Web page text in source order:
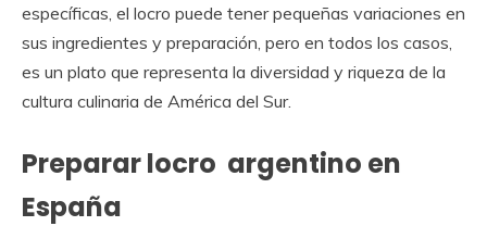
específicas, el locro puede tener pequeñas variaciones en
sus ingredientes y preparación, pero en todos los casos,
es un plato que representa la diversidad y riqueza de la
cultura culinaria de América del Sur.
Preparar locro argentino en
España